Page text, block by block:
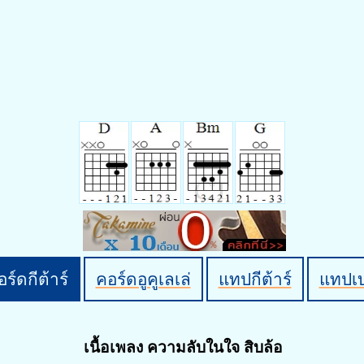
ร์ดกีต้าร์ คอร์ดอูคูเลเล่ แทปกีต้าร์ แทปเ
เนื้อเพลง ความลับในใจ สิบล้อ